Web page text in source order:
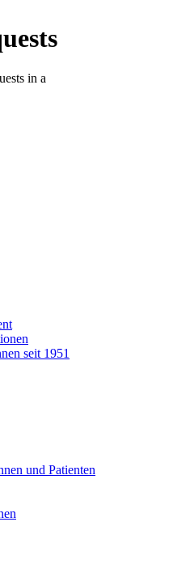
seit 1951
und Patienten